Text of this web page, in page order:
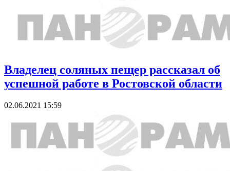
Владелец соляных пещер рассказал об
успешной работе в Ростовской области
02.06.2021 15:59